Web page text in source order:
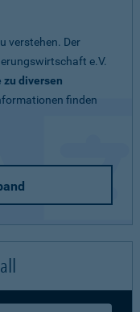
verstehen. Der
e.V.
diversen
finden